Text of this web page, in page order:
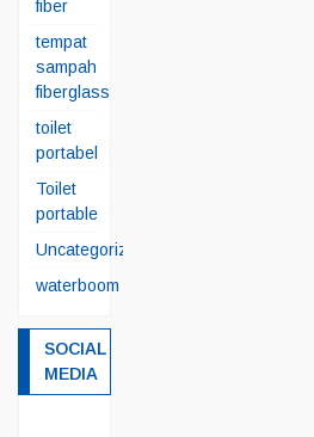
fiber
tempat
sampah
fiberglass
toilet
portabel
Toilet
portable
Uncategorized
waterboom
SOCIAL
MEDIA